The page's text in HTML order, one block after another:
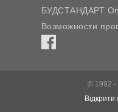
БУДСТАНДАРТ
Возможности
© 1992 -